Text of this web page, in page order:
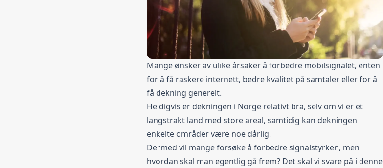
Mange ønsker av ulike årsaker å forbedre mobilsignalet, enten
for å få raskere internett, bedre kvalitet på samtaler eller for å
få dekning generelt.
Heldigvis er dekningen i Norge relativt bra, selv om vi er et
langstrakt land med store areal, samtidig kan dekningen i
enkelte områder være noe dårlig.
Dermed vil mange forsøke å forbedre signalstyrken, men
hvordan skal man egentlig gå frem? Det skal vi svare på i denne